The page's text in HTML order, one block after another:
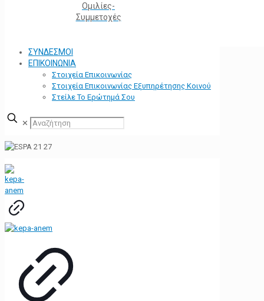
Ομιλίες-
Συμμετοχές
ΣΥΝΔΕΣΜΟΙ
ΕΠΙΚΟΙΝΩΝΙΑ
Στοιχεία Επικοινωνίας
Στοιχεία Επικοινωνίας Εξυπηρέτησης Κοινού
Στείλε Το Ερώτημά Σου
✕